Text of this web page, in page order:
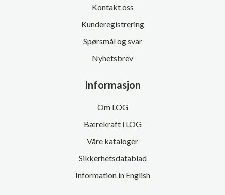
Kontakt oss
Kunderegistrering
Spørsmål og svar
Nyhetsbrev
Informasjon
Om LOG
Bærekraft i LOG
Våre kataloger
Sikkerhetsdatablad
Information in English